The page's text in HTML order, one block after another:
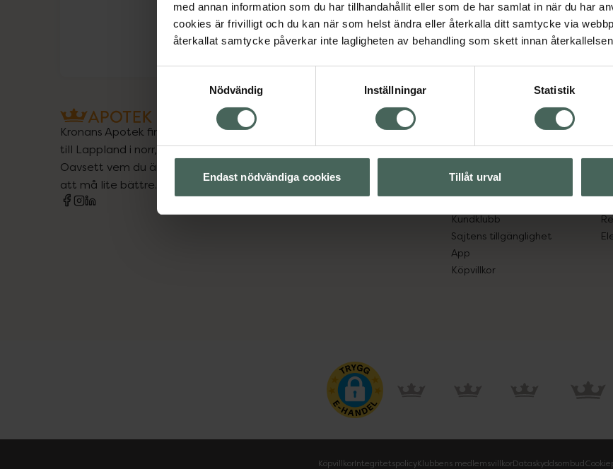
med annan information som du har tillhandahållit eller som de har samlat in när du har
cookies är frivilligt och du kan när som helst ändra eller återkalla ditt samtycke via
återkallat samtycke påverkar inte lagligheten av behandling som skett innan
Nödvändig
Inställningar Statistik
Endast nödvändiga cookies Tillåt urval
Fler produkter från
Aktuella erbjudanden
Kronans Apotek finns här för dig. Du hittar oss från Skåne i syd
till Lappland i norr, och online i mobilen och på datorn.
Oavsett vem du är så är det vårt uppdrag att hjälpa just dig
att må lite bättre. Välkommen att prata med oss.
Handla tryggt
Kundklubb
Sajtens tillgänglighet
App
Köpvillkor
KöpvillkorIntegritetspolicyKlubbens medlemsvillkorDataskyddsombud